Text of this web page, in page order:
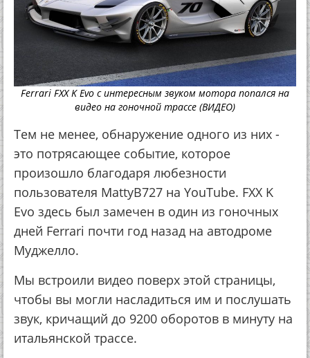
Ferrari FXX K Evo с интересным звуком мотора попался на
видео на гоночной трассе (ВИДЕО)
Тем не менее, обнаружение одного из них -
это потрясающее событие, которое
произошло благодаря любезности
пользователя MattyB727 на YouTube. FXX K
Evo здесь был замечен в один из гоночных
дней Ferrari почти год назад на автодроме
Муджелло.
Мы встроили видео поверх этой страницы,
чтобы вы могли насладиться им и послушать
звук, кричащий до 9200 оборотов в минуту на
итальянской трассе.